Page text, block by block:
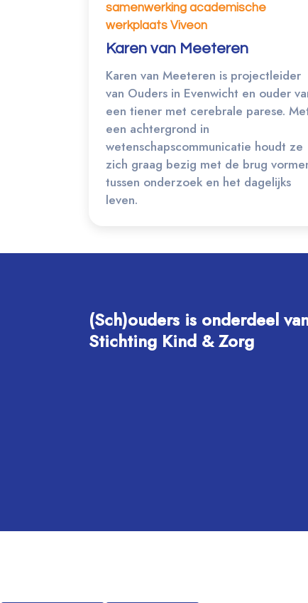
samenwerking academische
werkplaats Viveon
Karen van Meeteren
Karen van Meeteren is projectleider
van Ouders in Evenwicht en ouder
een tiener met cerebrale parese.
een achtergrond in
wetenschapscommunicatie houdt ze
zich graag bezig met de brug
tussen onderzoek en het dagelijks
leven.
(Sch)ouders is onderdeel
Stichting Kind & Zorg